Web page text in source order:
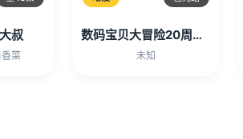
叔
菜
数码宝贝大冒险20周年纪念故事
未知